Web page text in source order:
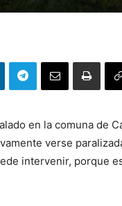
en la comuna de
verse
intervenir, porque